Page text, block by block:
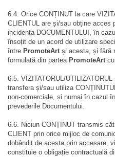
6.4. Orice CONȚINUT la care
CLIENTUL are și/sau obține acces
incidența DOCUMENTULUI, în
însoțit de un acord de utilizare
între PromoteArtși acesta, și fără
formulată din partea PromoteArtcu
6.5. VIZITATORUL/UTILIZATORUL
transfera și/sau utiliza
non-comerciale, și numai în cazul
prevederile Documentului.
6.6. Niciun CONȚINUT transmis
CLIENT prin orice mijloc de
dobândit de acesta prin accesare,
constituie o obligație contractuală